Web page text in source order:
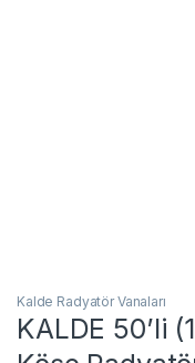
Kalde Radyatör Vanaları
KALDE 50’li